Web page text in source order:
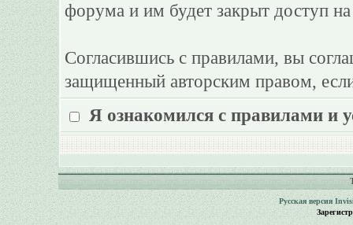
форума и им будет закрыт доступ
Согласившись с правилами, вы
защищенный авторским правом,
Я ознакомился с правилами и
Русская версия